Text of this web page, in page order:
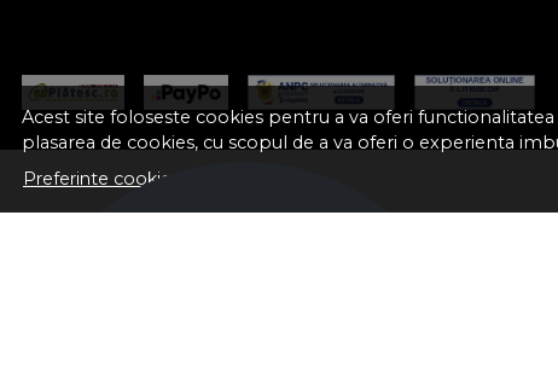
Acest site foloseste cookies pentru a va oferi
plasarea de cookies, cu scopul de a va oferi o experienta
Preferinte cookie-uri